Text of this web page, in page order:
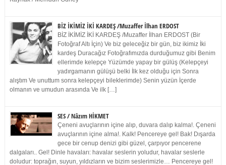
BİZ İKİMİZ İKİ KARDEŞ /Muzaffer İlhan ERDOST
BİZ İKİMİZ İKİ KARDEŞ /Muzaffer İlhan ERDOST (Bir
Fotoğraf Altı İçin) Ve biz geleceğiz bir gün, biz ikimiz İki
kardeş Duracağız Fotoğrafımızda durduğumuz gibi Benim
ellerimde kelepçe Yüzümde yapay bir gülüş (Kelepçeyi
yadırgamanın gülüşü belki İlk kez olduğu için Sonra
alıştım Ve unuttum sonra kelepçeyi bileklerimde) Senin yüzün İçerde
olmanın ve umudun arasında Ve ilk […]
SES / Nâzım HİKMET
Çeneni avuçlarının içine alıp, duvara dalıp kalma!. Çeneni
avuçlarının içine alma!. Kalk! Pencereye gel! Bak! Dışarda
gece bir cenup denizi gibi güzel, çarpıyor pencerene
dalgaları.. Gel! Dinle havaları: havalar seslerin yoludur, havalar seslerle
doludur: toprağın, suyun, yıldızların ve bizim seslerimizle… Pencereye gel!